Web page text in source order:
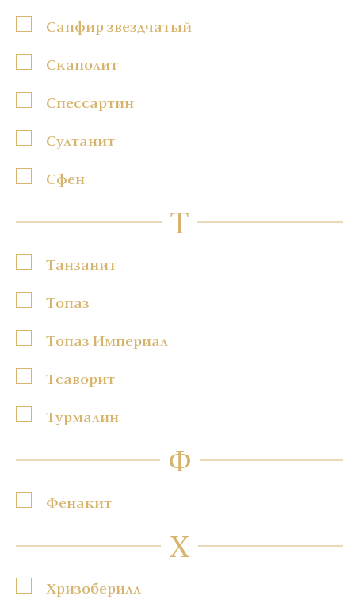
Сапфир звездчатый
Скаполит
Спессартин
Султанит
Сфен
Т
Танзанит
Топаз
Топаз Империал
Тсаворит
Турмалин
Ф
Фенакит
Х
Хризоберилл